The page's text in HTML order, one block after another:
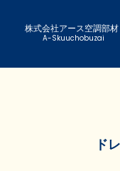
株式会社アース空調部材
A-Skuuchobuzai
ド